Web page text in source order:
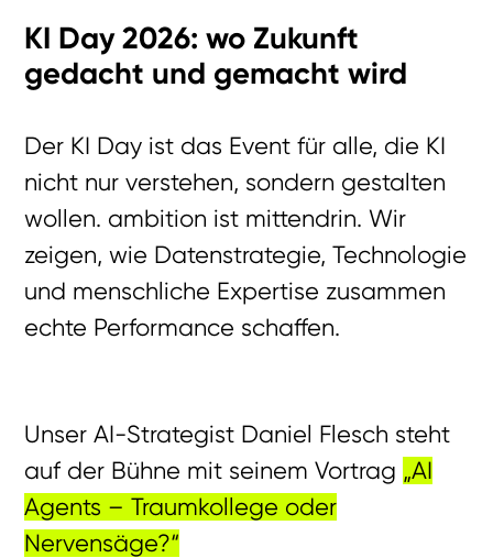
KI Day 2026: wo Zukunft
gedacht und gemacht wird
Der KI Day ist das Event für alle, die KI
nicht nur verstehen, sondern gestalten
wollen. ambition ist mittendrin. Wir
zeigen, wie Datenstrategie, Technologie
und menschliche Expertise zusammen
echte Performance schaffen.
Unser AI-Strategist Daniel Flesch steht
auf der Bühne mit seinem Vortrag „AI
Agents – Traumkollege oder
Nervensäge?“